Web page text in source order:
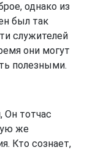
однако из
был так
служителей
они могут
полезными.
Он тотчас
же
Кто сознает,